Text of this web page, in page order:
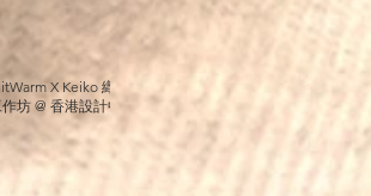
X Keiko 織
坊 @ 香港設計中